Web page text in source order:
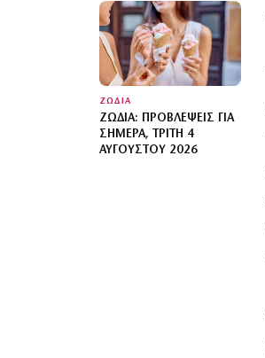
ΖΩΔΙΑ
ΖΏΔΙΑ: ΠΡΟΒΛΈΨΕΙΣ ΓΙΑ
ΣΉΜΕΡΑ, ΤΡΊΤΗ 4
ΑΥΓΟΎΣΤΟΥ 2026